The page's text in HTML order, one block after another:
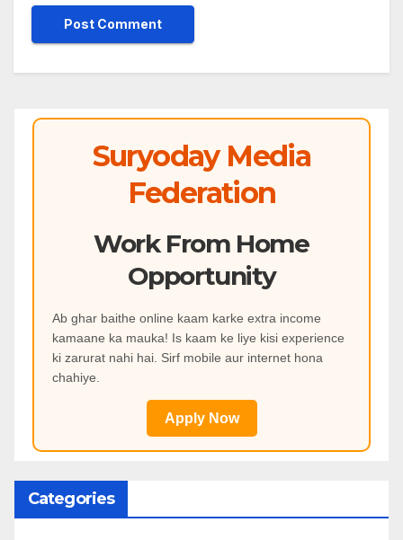
Suryoday Media
Federation
Work From Home
Opportunity
Ab ghar baithe online kaam karke extra income
kamaane ka mauka! Is kaam ke liye kisi experience
ki zarurat nahi hai. Sirf mobile aur internet hona
chahiye.
Apply Now
Categories